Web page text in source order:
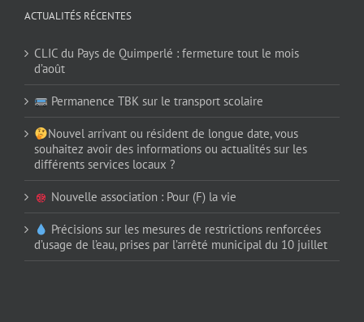
ACTUALITÉS RÉCENTES
CLIC du Pays de Quimperlé : fermeture tout le mois
d’août
Permanence TBK sur le transport scolaire
Nouvel arrivant ou résident de longue date, vous
souhaitez avoir des informations ou actualités sur les
différents services locaux ?
Nouvelle association : Pour (F) la vie
Précisions sur les mesures de restrictions renforcées
d’usage de l’eau, prises par l’arrêté municipal du 10 juillet